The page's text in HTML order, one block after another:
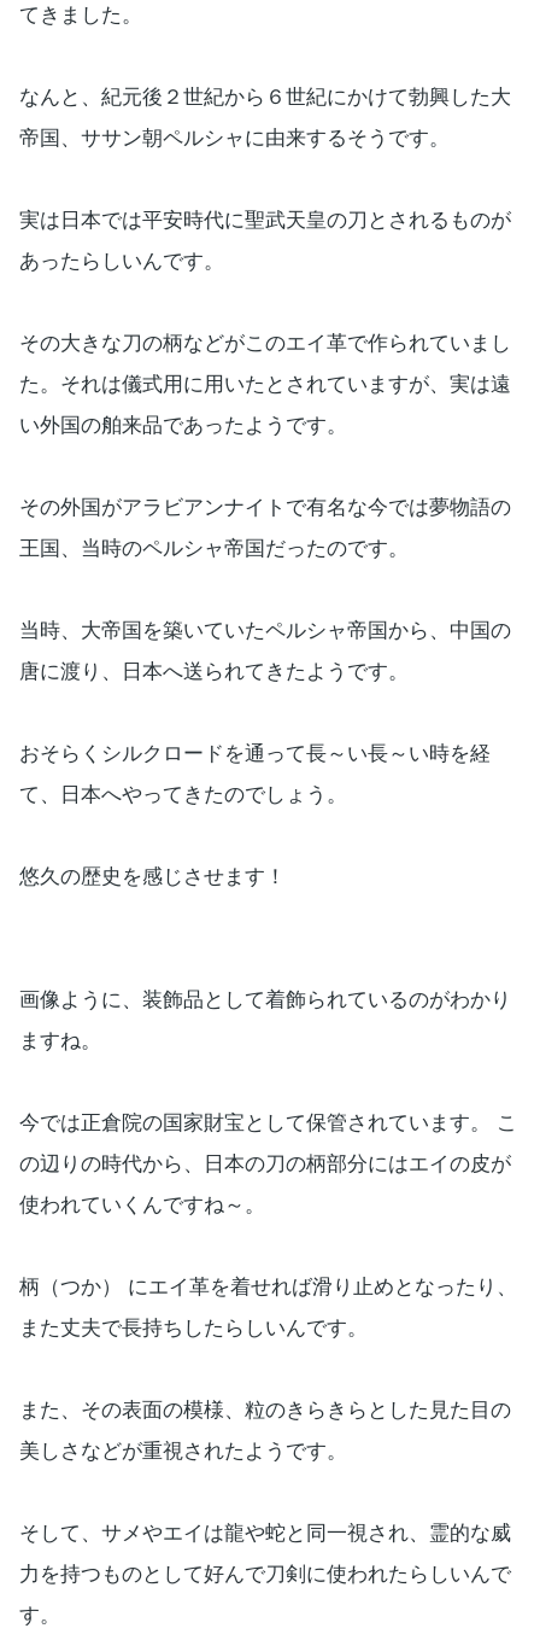
てきました。
なんと、紀元後２世紀から６世紀にかけて勃興した大
帝国、ササン朝ペルシャに由来するそうです。
実は日本では平安時代に聖武天皇の刀とされるものが
あったらしいんです。
その大きな刀の柄などがこのエイ革で作られていまし
た。それは儀式用に用いたとされていますが、実は遠
い外国の舶来品であったようです。
その外国がアラビアンナイトで有名な今では夢物語の
王国、当時のペルシャ帝国だったのです。
当時、大帝国を築いていたペルシャ帝国から、中国の
唐に渡り、日本へ送られてきたようです。
おそらくシルクロードを通って長～い長～い時を経
て、日本へやってきたのでしょう。
悠久の歴史を感じさせます！
画像ように、装飾品として着飾られているのがわかり
ますね。
今では正倉院の国家財宝として保管されています。 こ
の辺りの時代から、日本の刀の柄部分にはエイの皮が
使われていくんですね～。
柄（つか） にエイ革を着せれば滑り止めとなったり、
また丈夫で長持ちしたらしいんです。
また、その表面の模様、粒のきらきらとした見た目の
美しさなどが重視されたようです。
そして、サメやエイは龍や蛇と同一視され、霊的な威
力を持つものとして好んで刀剣に使われたらしいんで
す。